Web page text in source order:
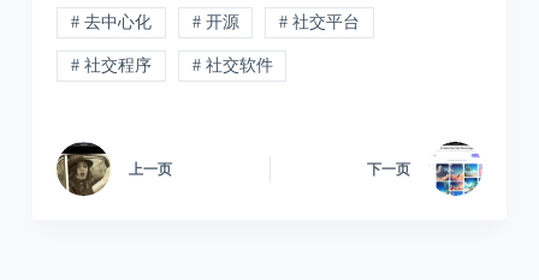
# 去中心化 # 开源 # 社交平台
# 社交程序 # 社交软件
上一页 下一页